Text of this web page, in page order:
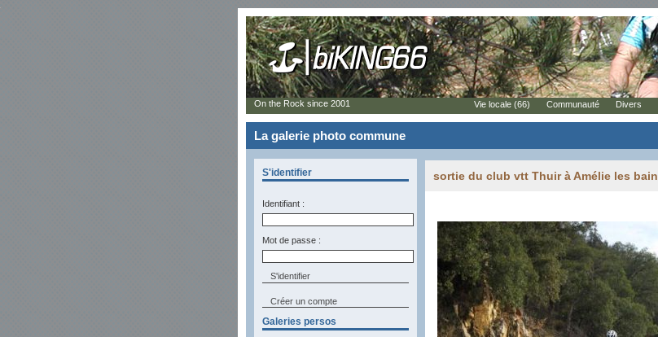
La galerie photo commune
S'identifier
Identifiant :
Mot de passe :
Créer un compte
Galeries persos
sortie du club vtt Thuir à Amélie les bain
On the Rock since 2001 Vie locale (66) Communauté Divers